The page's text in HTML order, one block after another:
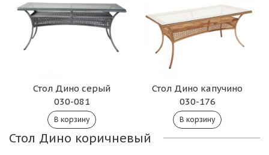
Стол Дино серый
030-081
Стол Дино капучино
030-176
Стол Дино коричневый